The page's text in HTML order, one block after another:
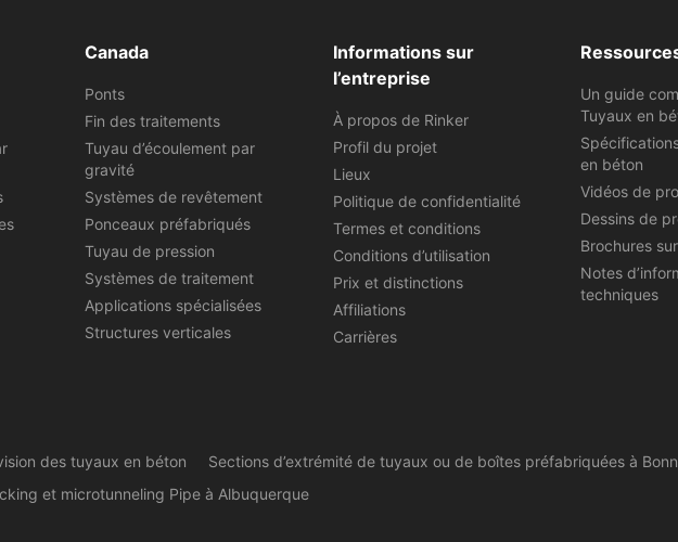
Canada
Ponts
Fin des traitements
Tuyau d’écoulement par
gravité
Systèmes de revêtement
Ponceaux préfabriqués
Tuyau de pression
Systèmes de traitement
Applications spécialisées
Structures verticales
Informations sur
l’entreprise
À propos de Rinker
Profil du projet
Lieux
Politique de confidentialité
Termes et conditions
Conditions d’utilisation
Prix et distinctions
Affiliations
Carrières
Un guide
Tuyaux en
en béton
Vidéos de
Dessins de
Brochures
Notes
techniques
des tuyaux en béton
Sections d’extrémité de tuyaux ou de boîtes préfabriquées à
et microtunneling Pipe à Albuquerque